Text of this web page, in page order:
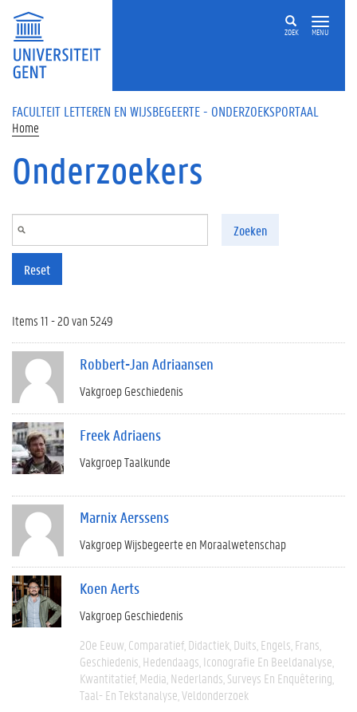
Overslaan en naar de inhoud gaan
ZOEK MENU
FACULTEIT LETTEREN EN WIJSBEGEERTE - ONDERZOEKSPORTAAL
Home
Onderzoekers
Zoeken
Reset
Items 11 - 20 van 5249
Robbert-Jan Adriaansen
Vakgroep Geschiedenis
Freek Adriaens
Vakgroep Taalkunde
Marnix Aerssens
Vakgroep Wijsbegeerte en Moraalwetenschap
Koen Aerts
Vakgroep Geschiedenis
20e Eeuw Comparatief Didactiek Duits Engels Frans
Geschiedenis Hedendaags Iconografie En Beeldanalyse
Kwantitatief Media Nederlands Surveys En Enquêtering
Taal- En Tekstanalyse Veldonderzoek